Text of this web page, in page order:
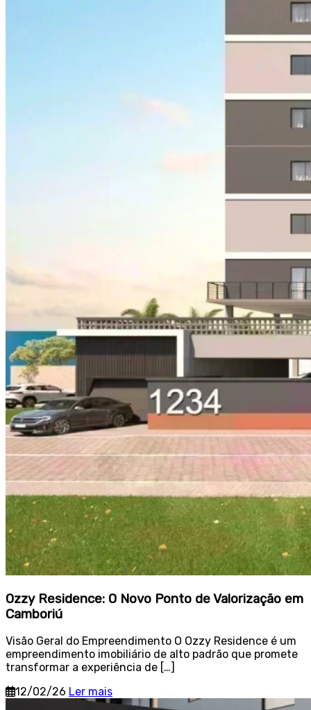
Ozzy Residence: O Novo Ponto de Valorização em
Camboriú
Visão Geral do Empreendimento O Ozzy Residence é um
empreendimento imobiliário de alto padrão que promete
transformar a experiência de […]
12/02/26 Ler mais